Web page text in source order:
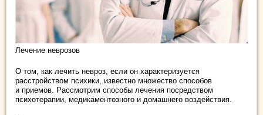
Лечение неврозов
О том, как лечить невроз, если он характеризуется
расстройством психики, известно множество способов
и приемов. Рассмотрим способы лечения посредством
психотерапии, медикаментозного и домашнего воздействия.